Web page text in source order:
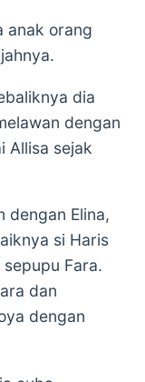
anak orang
dia
dengan
Allisa sejak
dengan Elina,
si Haris
Fara.
dan
dengan